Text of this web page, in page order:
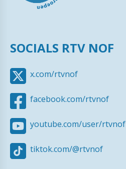
SOCIALS RTV NOF
x.com/rtvnof
facebook.com/rtvnof
youtube.com/user/rtvnof
tiktok.com/@rtvnof